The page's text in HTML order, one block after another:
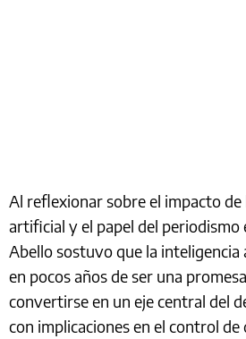
Al reflexionar sobre el impacto de
artificial y el papel del periodismo
Abello sostuvo que la
en pocos años de ser una
convertirse en un eje central del
con implicaciones en el control de